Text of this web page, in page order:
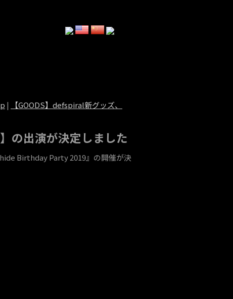
|
【GOODS】defspiral新グッズ、
の出演が決定しました
Birthday Party 2019』の開催が決